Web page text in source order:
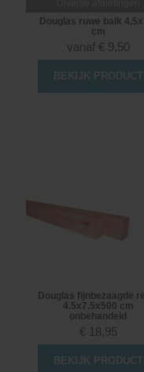
Douglas ruwe balk
cm
vanaf € 9,50
BEKIJK PRODUCT
Douglas fijnbezaagde
4.5x7.5x500 cm
onbehandeld
€ 18,95
BEKIJK PRODUCT